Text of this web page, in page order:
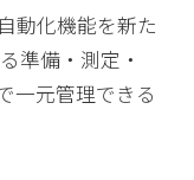
動化機能を新た
準備・測定・
一元管理できる